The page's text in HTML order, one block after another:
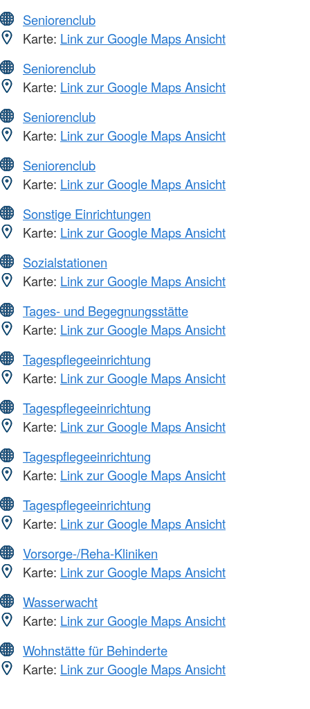
Seniorenclub
Karte: Link zur Google Maps Ansicht
Seniorenclub
Karte: Link zur Google Maps Ansicht
Seniorenclub
Karte: Link zur Google Maps Ansicht
Seniorenclub
Karte: Link zur Google Maps Ansicht
Sonstige Einrichtungen
Karte: Link zur Google Maps Ansicht
Sozialstationen
Karte: Link zur Google Maps Ansicht
Tages- und Begegnungsstätte
Karte: Link zur Google Maps Ansicht
Tagespflegeeinrichtung
Karte: Link zur Google Maps Ansicht
Tagespflegeeinrichtung
Karte: Link zur Google Maps Ansicht
Tagespflegeeinrichtung
Karte: Link zur Google Maps Ansicht
Tagespflegeeinrichtung
Karte: Link zur Google Maps Ansicht
Vorsorge-/Reha-Kliniken
Karte: Link zur Google Maps Ansicht
Wasserwacht
Karte: Link zur Google Maps Ansicht
Wohnstätte für Behinderte
Karte: Link zur Google Maps Ansicht